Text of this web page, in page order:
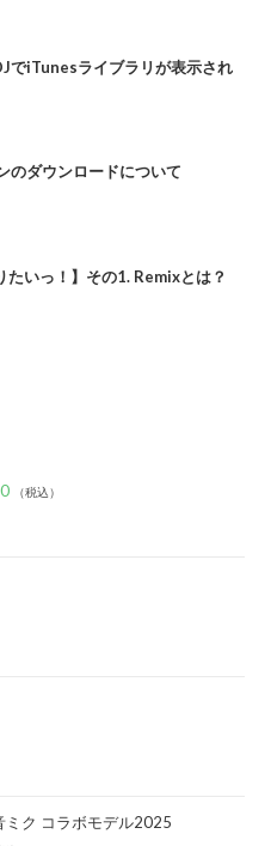
でiTunesライブラリが表示され
のダウンロードについて
たいっ！】その1. Remixとは？
（税込）
ミク コラボモデル2025